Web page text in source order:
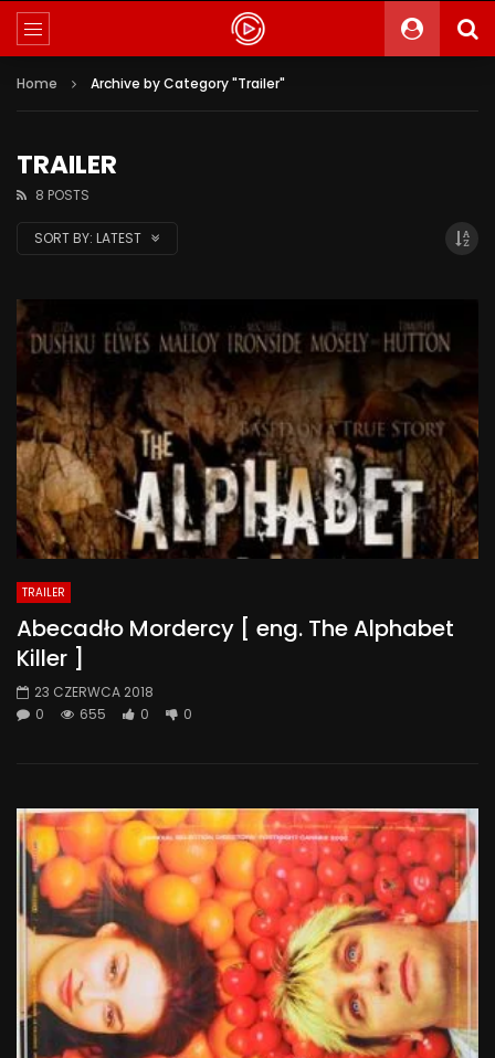
Home Archive by Category "Trailer"
TRAILER
8 POSTS
SORT BY: LATEST
TRAILER
Abecadło Mordercy [ eng. The Alphabet
Killer ]
23 CZERWCA 2018
0
655 0 0